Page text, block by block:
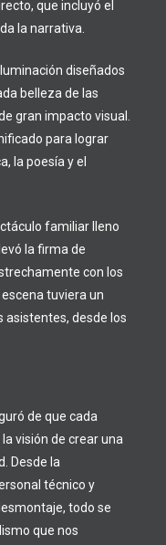
que incluyó el
la narrativa.
diseñados
belleza de las
gran impacto visual.
para lograr
la poesía y el
familiar lleno
la firma de
con los
tuviera un
asistentes, desde los
de que cada
visión de crear una
Desde la
técnico y
todo se
que nos